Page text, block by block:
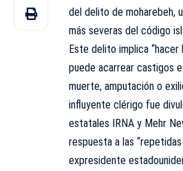
del delito de moharebeh,
más severas del código
Este delito implica “hacer
puede acarrear castigos
muerte, amputación o
influyente clérigo fue
estatales IRNA y Mehr
respuesta a las “repetidas
expresidente